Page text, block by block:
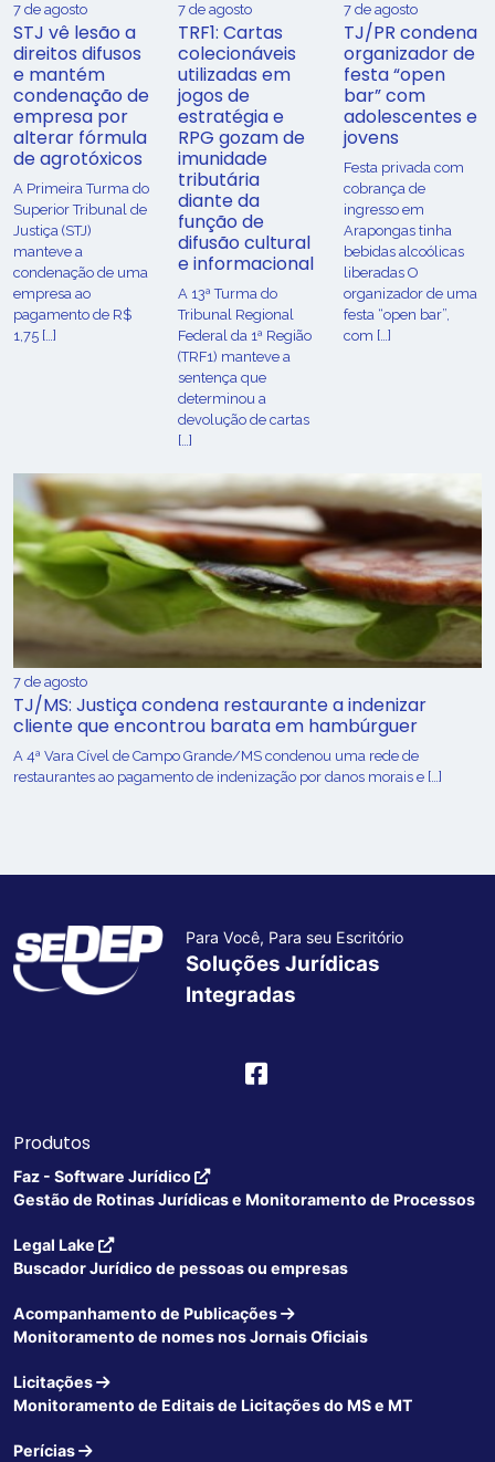
7 de agosto
STJ vê lesão a
direitos difusos
e mantém
condenação de
empresa por
alterar fórmula
de agrotóxicos
​A Primeira Turma do
Superior Tribunal de
Justiça (STJ)
manteve a
condenação de uma
empresa ao
pagamento de R$
1,75 […]
7 de agosto
TRF1: Cartas
colecionáveis
utilizadas em
jogos de
estratégia e
RPG gozam de
imunidade
tributária
diante da
função de
difusão cultural
e informacional
A 13ª Turma do
Tribunal Regional
Federal da 1ª Região
(TRF1) manteve a
sentença que
determinou a
devolução de cartas
[…]
7 de agosto
TJ/PR condena
organizador de
festa “open
bar” com
adolescentes e
jovens
Festa privada com
cobrança de
ingresso em
Arapongas tinha
bebidas alcoólicas
liberadas O
organizador de uma
festa “open bar”,
com […]
7 de agosto
TJ/MS: Justiça condena restaurante a indenizar
cliente que encontrou barata em hambúrguer
A 4ª Vara Cível de Campo Grande/MS condenou uma rede de
restaurantes ao pagamento de indenização por danos morais e […]
Para Você, Para seu Escritório
Soluções Jurídicas
Integradas
Produtos
Faz - Software Jurídico
Gestão de Rotinas Jurídicas e Monitoramento de Processos
Legal Lake
Buscador Jurídico de pessoas ou empresas
Acompanhamento de Publicações
Monitoramento de nomes nos Jornais Oficiais
Licitações
Monitoramento de Editais de Licitações do MS e MT
Perícias